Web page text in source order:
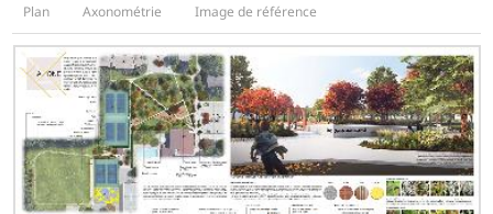
Plan
Axonométrie Image de référence